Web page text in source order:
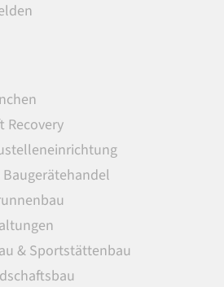
Recovery
& Sportstättenbau